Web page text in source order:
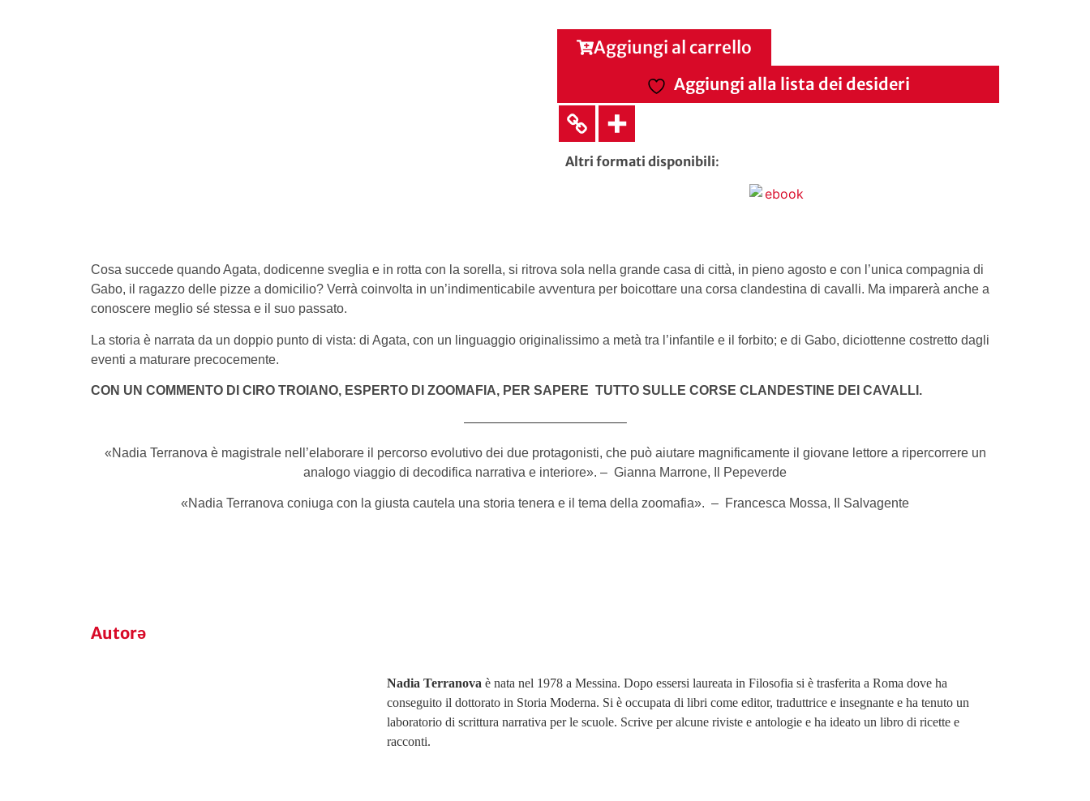
Aggiungi al carrello
Aggiungi alla lista dei desideri
Altri formati disponibili:
Cosa succede quando Agata, dodicenne sveglia e in rotta con la sorella, si ritrova sola nella grande casa di città, in pieno agosto e con l’unica compagnia di
Gabo, il ragazzo delle pizze a domicilio? Verrà coinvolta in un’indimenticabile avventura per boicottare una corsa clandestina di cavalli. Ma imparerà anche a
conoscere meglio sé stessa e il suo passato.
La storia è narrata da un doppio punto di vista: di Agata, con un linguaggio originalissimo a metà tra l’infantile e il forbito; e di Gabo, diciottenne costretto dagli
eventi a maturare precocemente.
CON UN COMMENTO DI CIRO TROIANO, ESPERTO DI ZOOMAFIA, PER SAPERE TUTTO SULLE CORSE CLANDESTINE DEI CAVALLI.
————————————–
«Nadia Terranova è magistrale nell’elaborare il percorso evolutivo dei due protagonisti, che può aiutare magnificamente il giovane lettore a ripercorrere un
analogo viaggio di decodifica narrativa e interiore». – Gianna Marrone, Il Pepeverde
«Nadia Terranova coniuga con la giusta cautela una storia tenera e il tema della zoomafia». – Francesca Mossa, Il Salvagente
Autorə
Nadia Terranova è nata nel 1978 a Messina. Dopo essersi laureata in Filosofia si è trasferita a Roma dove ha
conseguito il dottorato in Storia Moderna. Si è occupata di libri come editor, traduttrice e insegnante e ha tenuto un
laboratorio di scrittura narrativa per le scuole. Scrive per alcune riviste e antologie e ha ideato un libro di ricette e
racconti.